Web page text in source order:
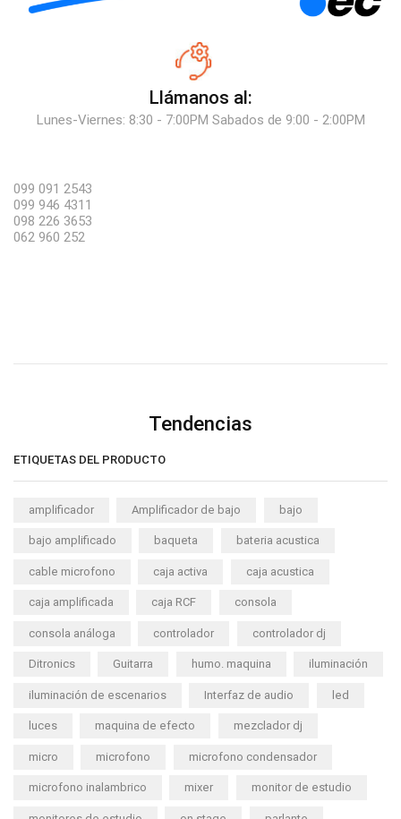
Llámanos al:
Lunes-Viernes: 8:30 - 7:00PM Sabados de 9:00 - 2:00PM
099 091 2543
099 946 4311
098 226 3653
062 960 252
Tendencias
ETIQUETAS DEL PRODUCTO
amplificador Amplificador de bajo bajo
bajo amplificado baqueta bateria acustica
cable microfono caja activa caja acustica
caja amplificada caja RCF consola
consola análoga controlador controlador dj
Ditronics Guitarra humo. maquina iluminación
iluminación de escenarios Interfaz de audio led
luces maquina de efecto mezclador dj
micro microfono microfono condensador
microfono inalambrico mixer monitor de estudio